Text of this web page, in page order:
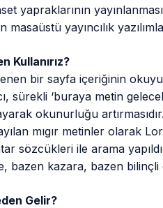
yapraklarının
masaüstü yayıncılık
Kullanırız?
bir sayfa içeriğinin
sürekli ‘buraya metin
okunurluğu
mıgır metinler olarak
sözcükleri ile arama
bazen kazara, bazen
Gelir?